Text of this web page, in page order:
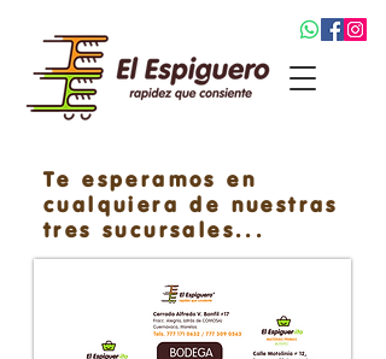
Te esperamos en
cualquiera de nuestras
tres sucursales...